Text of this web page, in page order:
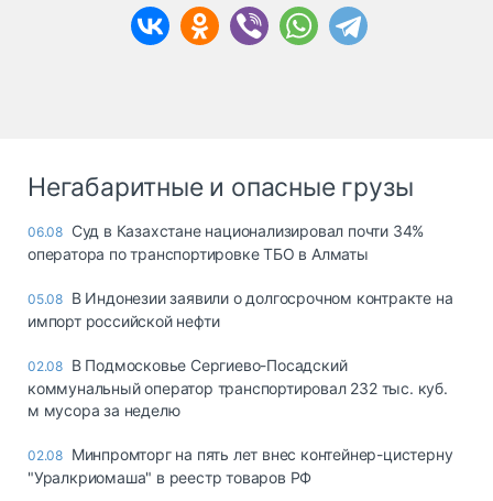
Негабаритные и опасные грузы
06.08 Суд в Казахстане национализировал почти 34%
оператора по транспортировке ТБО в Алматы
05.08 В Индонезии заявили о долгосрочном контракте на
импорт российской нефти
02.08 В Подмосковье Сергиево-Посадский
коммунальный оператор транспортировал 232 тыс. куб.
м мусора за неделю
02.08 Минпромторг на пять лет внес контейнер-цистерну
"Уралкриомаша" в реестр товаров РФ